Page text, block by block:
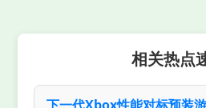
相关热点